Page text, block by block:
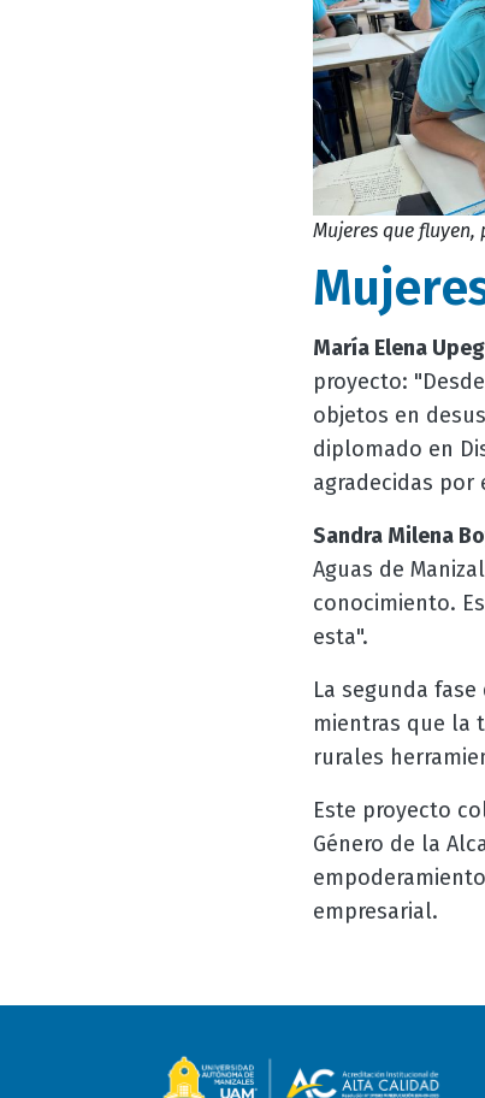
Mujeres que fluyen,
María Elena
proyecto:
objetos en
diplomado en
agradecidas por
Sandra Milena
Aguas de
conocimiento.
esta".
La segunda
mientras que la
rurales
Este proyecto
Género de la
empresarial.